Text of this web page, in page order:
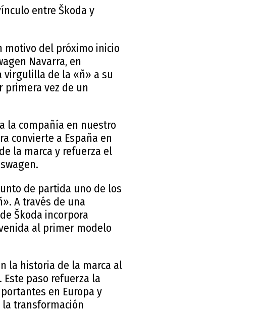
entre Škoda y
motivo del próximo inicio
Navarra, en
virgulilla de la «ñ» a su
primera vez de un
la compañía en nuestro
convierte a España en
la marca y refuerza el
de partida uno de los
A través de una
Škoda incorpora
al primer modelo
la historia de la marca al
paso refuerza la
en Europa y
transformación